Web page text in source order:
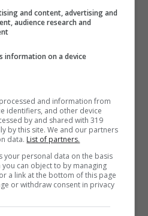
morto giovane
citofono: uomo trovato
in un’abitazione: uomo
gennaio
and content, advertising and
audience research and
information on a device
and information from
identifiers, and other device
by and shared with 319
by this site. We and our partners
data. List of partners.
your personal data on the basis
can object to by managing
a link at the bottom of this page
or withdraw consent in privacy